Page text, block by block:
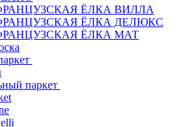
ЁЛКА ВИЛЛА
ЁЛКА ДЕЛЮКС
ЁЛКА МАТ
паркет